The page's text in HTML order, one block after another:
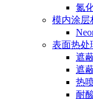
氮
模内涂层
表面热处
遮
遮
热
耐